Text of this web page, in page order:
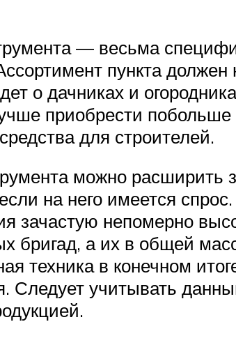
— весьма
пункта
о дачниках и
приобрести
для строителей.
можно расширить
на него имеется
зачастую непомерно
бригад, а их в общей
техника в конечном
Следует учитывать